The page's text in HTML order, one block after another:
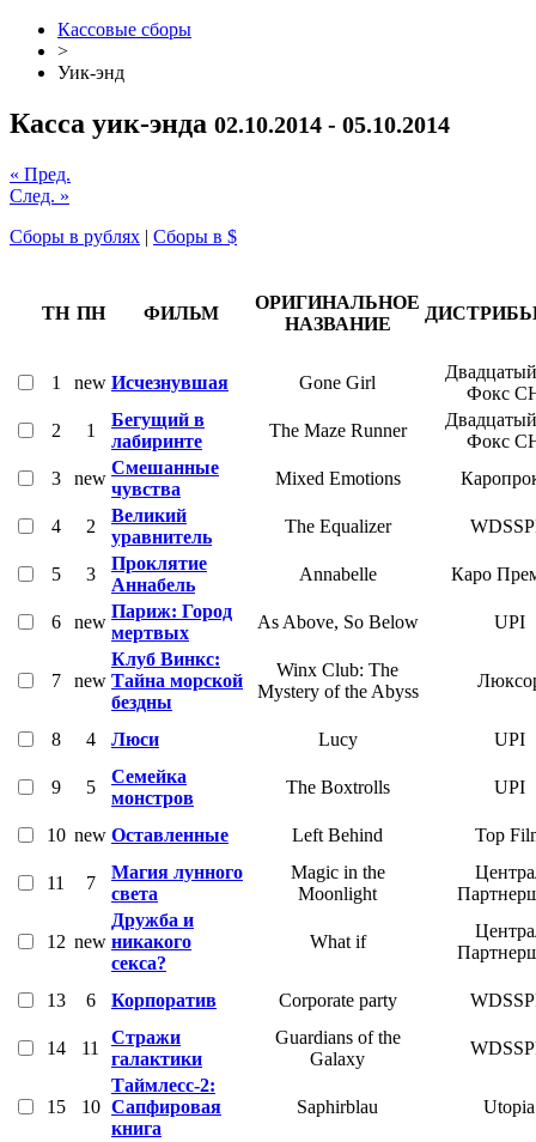
Кассовые сборы
>
Уик-энд
Касса уик-энда 02.10.2014 - 05.10.2014
« Пред.
След. »
Сборы в рублях | Сборы в $
ТН ПН ФИЛЬМ
ОРИГИНАЛЬНОЕ
НАЗВАНИЕ
1 new Исчезнувшая Gone Girl
Фокс
2
1
Бегущий в
лабиринте
The Maze Runner
Фокс
3
new
Смешанные
чувства
Mixed Emotions
4 2
Великий
уравнитель
The Equalizer
5 3
Проклятие
Аннабель
Annabelle Каро
6 new
Париж: Город
мертвых
As Above, So Below UPI
7 new
Клуб Винкс:
Тайна морской
бездны
Winx Club: The
Mystery of the Abyss
8 4 Люси Lucy UPI
9 5
Семейка
монстров
The Boxtrolls UPI
10 new Оставленные Left Behind Top
11 7
Магия лунного
света
Magic in the
Moonlight
12 new
Дружба и
никакого
секса?
What if
13 6 Корпоратив Corporate party
14 11
Стражи
галактики
Guardians of the
Galaxy
15 10
Таймлесс-2:
Сапфировая
книга
Saphirblau Utopia